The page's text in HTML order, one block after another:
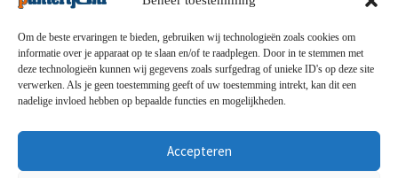
Om de beste ervaringen te bieden, gebruiken wij technologieën zoals cookies om
informatie over je apparaat op te slaan en/of te raadplegen. Door in te stemmen met
deze technologieën kunnen wij gegevens zoals surfgedrag of unieke ID's op deze site
verwerken. Als je geen toestemming geeft of uw toestemming intrekt, kan dit een
nadelige invloed hebben op bepaalde functies en mogelijkheden.
Accepteren
Privacybeleid-Verzending en retouren-Algemene
voorwaarden-Disclaimert-Betaalmethoden-Over ons